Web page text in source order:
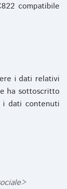
compatibile
i dati relativi
ha sottoscritto
i dati contenuti